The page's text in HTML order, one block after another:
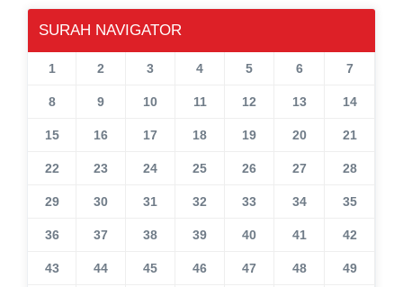
SURAH NAVIGATOR
1 2 3 4 5 6 7
8 9 10 11 12 13 14
15 16 17 18 19 20 21
22 23 24 25 26 27 28
29 30 31 32 33 34 35
36 37 38 39 40 41 42
43 44 45 46 47 48 49